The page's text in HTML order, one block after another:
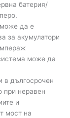
батерия/
може да е
за акумулатори
може да
в дългосрочен
при неравен
и
мост на